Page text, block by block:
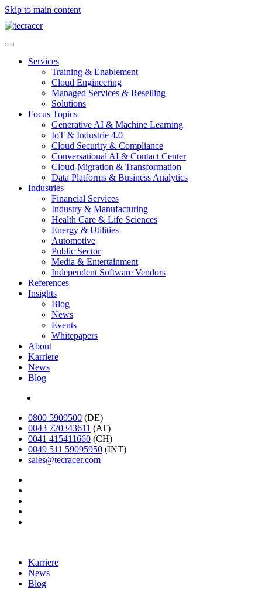
Skip to main content
Services
Training & Enablement
Cloud Engineering
Managed Services & Reselling
Solutions
Focus Topics
Generative AI & Machine Learning
IoT & Industrie 4.0
Cloud Security & Compliance
Conversational AI & Contact Center
Cloud-Migration & Transformation
Data Platforms & Business Analytics
Industries
Financial Services
Industry & Manufacturing
Health Care & Life Sciences
Energy & Utilities
Automotive
Public Sector
Media & Entertainment
Independent Software Vendors
References
Insights
Blog
News
Events
Whitepapers
About
Karriere
News
Blog
0800 5909500 (DE)
0043 720343611 (AT)
0041 415411660 (CH)
0049 511 59095950 (INT)
sales@tecracer.com
Karriere
News
Blog